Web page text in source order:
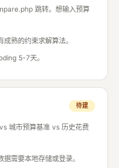
跳转。想输入预算
熟的约束求解算法。
5-7天。
待建
城市预算基准 vs 历史花费
需要本地存储或登录。